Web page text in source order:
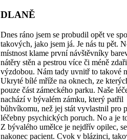
DLANĚ
Dnes ráno jsem se probudil opět ve
takových, jako jsem já. Je nás tu pět.
místnost klame první návštěvníky
nátěry stěn a pestrou více či méně
výzdobou. Nám tady uvnitř to takové
Ukryté bílé mříže na oknech, ze
pouze část zámeckého parku. Naše
nachází v bývalém zámku, který patřil
bůhvíkomu, než jej stát vyvlastnil pro
léčebny psychických poruch. No a je
Z bývalého umělce je nejdřív opilec,
nakonec pacient. Cvok v blázinci,